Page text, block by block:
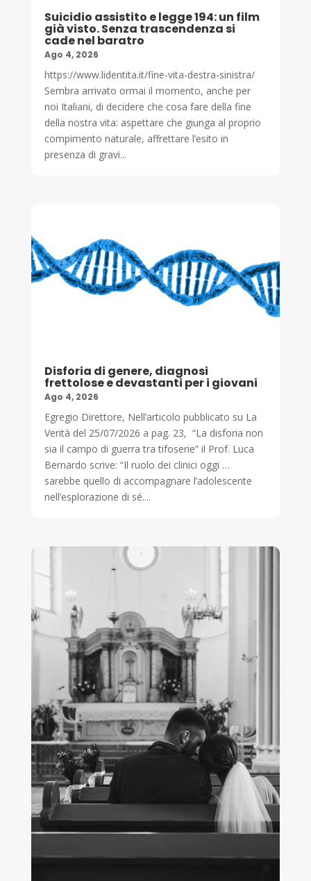
Suicidio assistito e legge 194: un film
già visto. Senza trascendenza si
cade nel baratro
Ago 4, 2026
https://www.lidentita.it/fine-vita-destra-sinistra/
Sembra arrivato ormai il momento, anche per
noi Italiani, di decidere che cosa fare della fine
della nostra vita: aspettare che giunga al proprio
compimento naturale, affrettare l’esito in
presenza di gravi...
Disforia di genere, diagnosi
frettolose e devastanti per i giovani
Ago 4, 2026
Egregio Direttore, Nell’articolo pubblicato su La
Verità del 25/07/2026 a pag. 23, “La disforia non
sia il campo di guerra tra tifoserie” il Prof. Luca
Bernardo scrive: “Il ruolo dei clinici oggi …
sarebbe quello di accompagnare l’adolescente
nell’esplorazione di sé....